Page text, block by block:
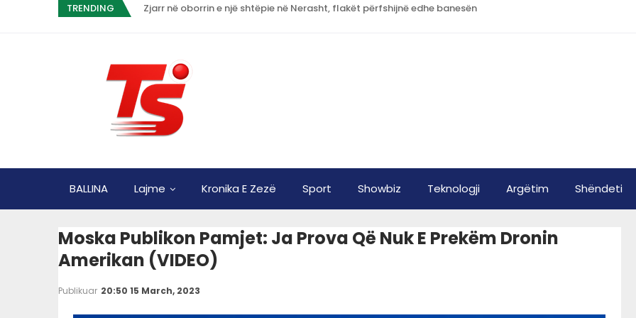
TRENDING Zjarr në oborrin e një shtëpie në Nerasht, flakët përfshijnë edhe banesën
BALLINA Lajme Kronika E Zezë Sport Showbiz Teknologji Argëtim Shëndeti
Moska Publikon Pamjet: Ja Prova Që Nuk E Prekëm Dronin
Amerikan (VIDEO)
Publikuar 20:50 15 March, 2023